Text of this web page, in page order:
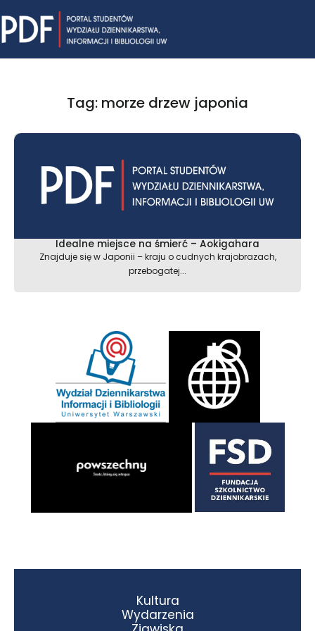
to
content
Tag: morze drzew japonia
Idealne miejsce na śmierć – Aokigahara
Znajduje się w Japonii – kraju o cudnych krajobrazach,
przebogatej...
Kultura
Wydarzenia